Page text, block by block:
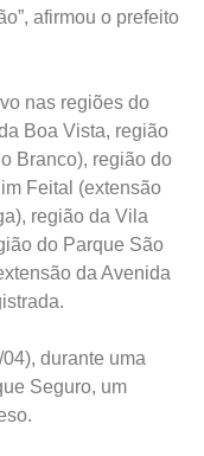
afirmou o prefeito
nas regiões do
Boa Vista, região
Branco), região do
Feital (extensão
região da Vila
do Parque São
da Avenida
durante uma
Seguro, um